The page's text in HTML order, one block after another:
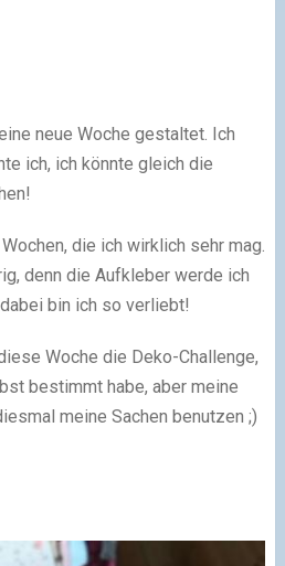
neue Woche gestaltet. Ich
ich, ich könnte gleich die
die ich wirklich sehr mag.
denn die Aufkleber werde ich
bin ich so verliebt!
Woche die Deko-Challenge,
bestimmt habe, aber meine
meine Sachen benutzen ;)